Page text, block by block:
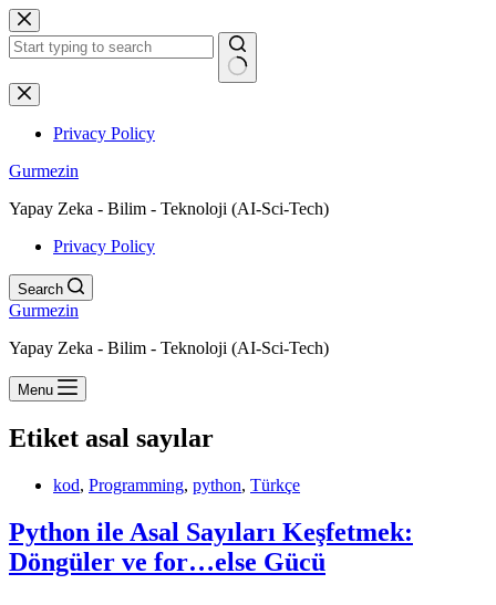
Skip
to
content
No
results
Privacy Policy
Gurmezin
Yapay Zeka - Bilim - Teknoloji (AI-Sci-Tech)
Privacy Policy
Search
Gurmezin
Yapay Zeka - Bilim - Teknoloji (AI-Sci-Tech)
Menu
Etiket asal sayılar
kod, Programming, python, Türkçe
Python ile Asal Sayıları Keşfetmek:
Döngüler ve for…else Gücü